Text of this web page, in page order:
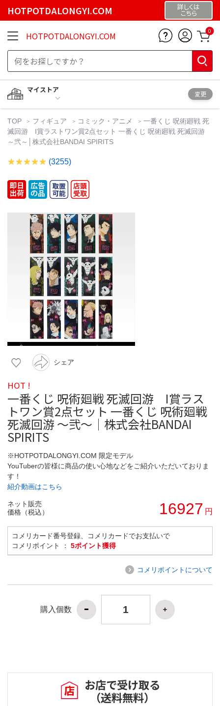
HOTPOTDALONGYI.COM 詳しくは
こちら
HOTPOTDALONGYI.COM 0
マイストア
変更
TOP フィギュア コミック・アニメ
一番くじ 呪術廻戦 死
滅回游 I賞ラストワン賞2点セット 一番くじ 呪術廻戦 死滅回游
～弐～│株式会社BANDAI SPIRITS
(3255)
シェア
HOT !
一番くじ 呪術廻戦 死滅回游 I賞ラス
トワン賞2点セット 一番くじ 呪術廻戦
死滅回游 ～弐～│株式会社BANDAI
SPIRITS
※HOTPOTDALONGYI.COM 限定モデル
YouTuberの皆様に商品の使い心地などをご紹介いただいておりま
す！
紹介動画はこちら
ネット販売
価格（税込）
16927 円
コメリカード番号登録、コメリカードでお支払いで
コメリポイント ： 5ポイント獲得
コメリポイントについて
購入個数
お店で受け取る
（送料無料）